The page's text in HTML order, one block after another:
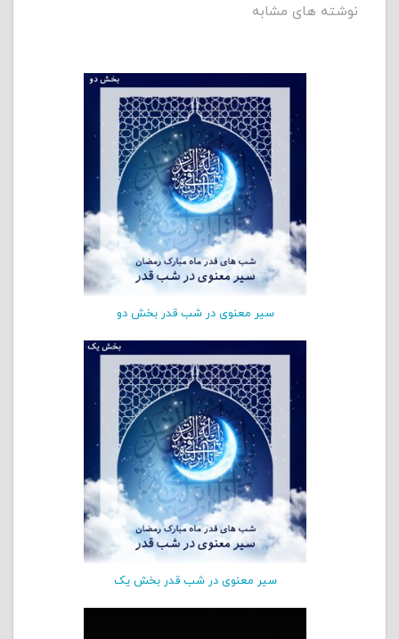
نوشته های مشابه
سیر معنوی در شب قدر بخش دو
سیر معنوی در شب قدر بخش یک